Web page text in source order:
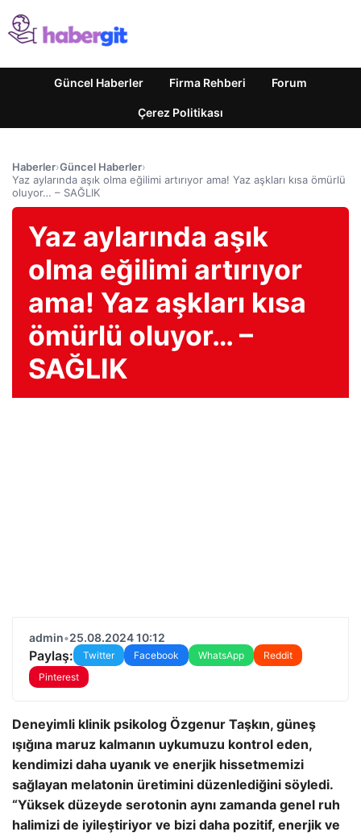
Güncel Haberler Firma Rehberi Forum
Çerez Politikası
Haberler›Güncel Haberler›
Yaz aylarında aşık olma eğilimi artırıyor ama! Yaz aşkları kısa ömürlü
oluyor… – SAĞLIK
Yaz aylarında aşık
olma eğilimi artırıyor
ama! Yaz aşkları kısa
ömürlü oluyor… –
SAĞLIK
admin•25.08.2024 10:12
Paylaş: Twitter Facebook WhatsApp
Reddit
Pinterest
Deneyimli klinik psikolog Özgenur Taşkın, güneş
ışığına maruz kalmanın uykumuzu kontrol eden,
kendimizi daha uyanık ve enerjik hissetmemizi
sağlayan melatonin üretimini düzenlediğini söyledi.
“Yüksek düzeyde serotonin aynı zamanda genel ruh
halimizi de iyileştiriyor ve bizi daha pozitif, enerjik ve